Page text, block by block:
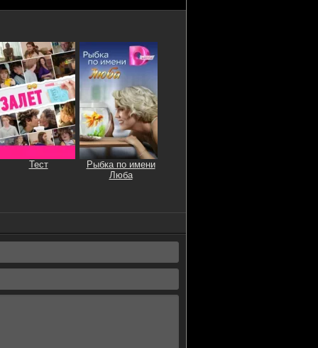
Тест
Рыбка по имени
Люба